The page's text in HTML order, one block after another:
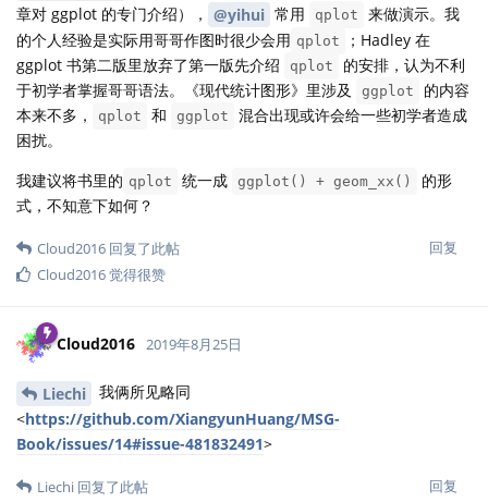
章对 ggplot 的专门介绍）， @yihui 常用 qplot
来做演示。我
的个人经验是实际用哥哥作图时很少会用 qplot
；Hadley 在
ggplot 书第二版里放弃了第一版先介绍
qplot
的安排，认为不利
于初学者掌握哥哥语法。《现代统计图形》里涉及
ggplot
的内容
本来不多，
qplot 和 ggplot
混合出现或许会给一些初学者造成
困扰。
我建议将书里的 qplot 统一成 ggplot() + geom_xx()
的形
式，不知意下如何？
回复
Cloud2016 回复了此帖
Cloud2016觉得很赞
Cloud2016 2019年8月25日
Liechi
我俩所见略同
<https://github.com/XiangyunHuang/MSG-
Book/issues/14#issue-481832491>
回复
Liechi 回复了此帖